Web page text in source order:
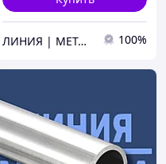
ЛИНИЯ | МЕТАЛЛА 100%